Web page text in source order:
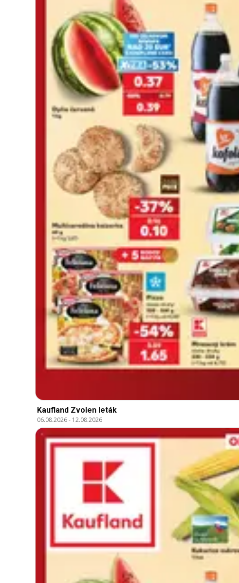
Kaufland Zvolen leták
06.08.2026- 12.08.2026